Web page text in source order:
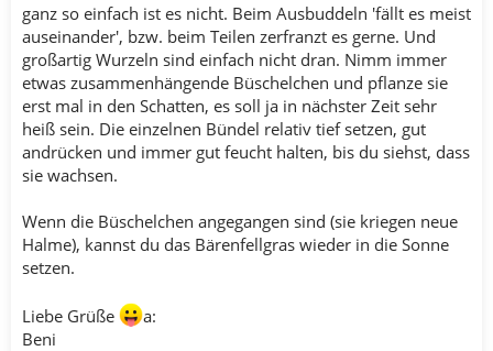
ganz so einfach ist es nicht. Beim Ausbuddeln 'fällt es meist
auseinander', bzw. beim Teilen zerfranzt es gerne. Und
großartig Wurzeln sind einfach nicht dran. Nimm immer
etwas zusammenhängende Büschelchen und pflanze sie
erst mal in den Schatten, es soll ja in nächster Zeit sehr
heiß sein. Die einzelnen Bündel relativ tief setzen, gut
andrücken und immer gut feucht halten, bis du siehst, dass
sie wachsen.
Wenn die Büschelchen angegangen sind (sie kriegen neue
Halme), kannst du das Bärenfellgras wieder in die Sonne
setzen.
Liebe Grüße
a:
Beni